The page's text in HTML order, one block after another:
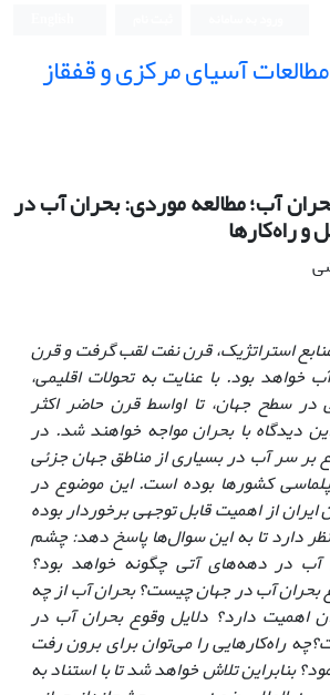
آسیای مرکزی و قفقاز
آب؛ مطالعه موردی: بحران آب در
و راه‌کارها
استراتژیک، قرن نفت لقب گرفت و قرن
خواهد بود. با عنایت به تحولات اقلیمی،
در سطح جهان،‌ تا اواسط قرن حاضر اکثر
دیدگاه با بحران مواجه خواهند شد. در
بر سر آب در بسیاری از مناطق جهان جزئی
کشورها بوده است. این موضوع در
ایران از اهمیت قابل توجهی برخوردار بوده
دارد تا به این سوال‌ها پاسخ دهد: چشم
آب در دهه‌های آتی چگونه خواهد بود؟
بحران آب در جهان چیست؟ بحران آب از چه
اهمیت دارد؟ دلایل وقوع بحران آب در
راه‌کارهایی را می‌توان برای برون رفت
بنابراین تلاش خواهد شد تا با استناد به